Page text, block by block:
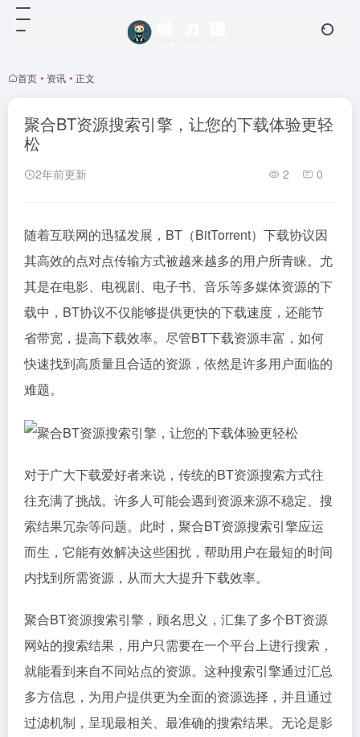
首页 • 资讯 • 正文
聚合BT资源搜索引擎，让您的下载体验更轻
松
2年前更新 2 0
随着互联网的迅猛发展，BT（BitTorrent）下载协议因
其高效的点对点传输方式被越来越多的用户所青睐。尤
其是在电影、电视剧、电子书、音乐等多媒体资源的下
载中，BT协议不仅能够提供更快的下载速度，还能节
省带宽，提高下载效率。尽管BT下载资源丰富，如何
快速找到高质量且合适的资源，依然是许多用户面临的
难题。
对于广大下载爱好者来说，传统的BT资源搜索方式往
往充满了挑战。许多人可能会遇到资源来源不稳定、搜
索结果冗杂等问题。此时，聚合BT资源搜索引擎应运
而生，它能有效解决这些困扰，帮助用户在最短的时间
内找到所需资源，从而大大提升下载效率。
聚合BT资源搜索引擎，顾名思义，汇集了多个BT资源
网站的搜索结果，用户只需要在一个平台上进行搜索，
就能看到来自不同站点的资源。这种搜索引擎通过汇总
多方信息，为用户提供更为全面的资源选择，并且通过
过滤机制，呈现最相关、最准确的搜索结果。无论是影